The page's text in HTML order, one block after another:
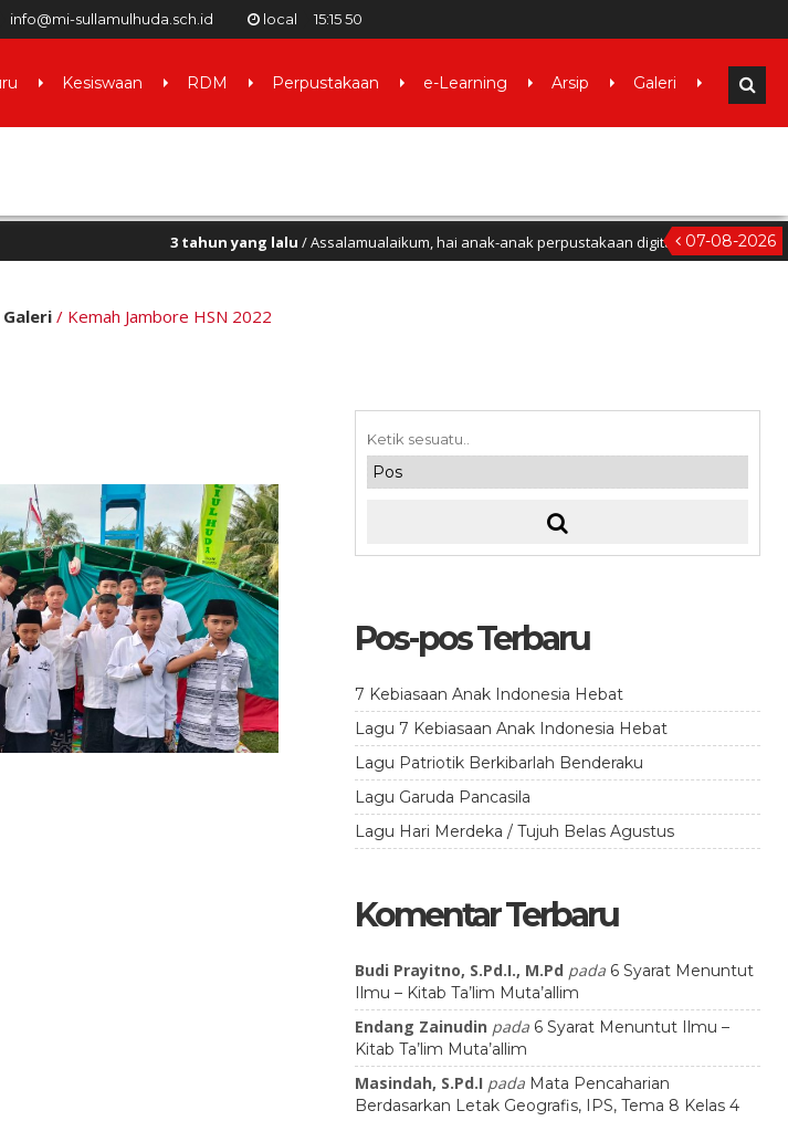
info@mi-sullamulhuda.sch.id local 15:15 51
Kesiswaan RDM Perpustakaan e-Learning Arsip Galeri
07-08-2026
3 tahun yang lalu/ Assalamualaikum, hai anak-anak perpustakaan digital akan segera terbit, kalian
Galeri/ Kemah Jambore HSN 2022
Pos-pos Terbaru
7 Kebiasaan Anak Indonesia Hebat
Lagu 7 Kebiasaan Anak Indonesia Hebat
Lagu Patriotik Berkibarlah Benderaku
Lagu Garuda Pancasila
Lagu Hari Merdeka / Tujuh Belas Agustus
Komentar Terbaru
Budi Prayitno, S.Pd.I., M.Pd pada 6 Syarat Menuntut
Ilmu – Kitab Ta’lim Muta’allim
Endang Zainudin pada 6 Syarat Menuntut Ilmu –
Kitab Ta’lim Muta’allim
Masindah, S.Pd.I pada Mata Pencaharian
Berdasarkan Letak Geografis, IPS, Tema 8 Kelas 4